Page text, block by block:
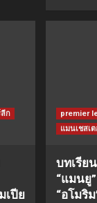
ลีก
เปีย
premier
แมนเชสเ
บทเรีย
“แมนยู
“อโมริ